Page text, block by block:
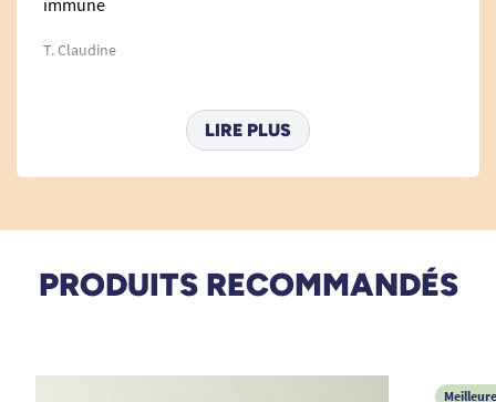
immune
T. Claudine
19/11/2025
Même s'il manque une petite fixation sous le support ...
31/08/2025
très pratique
LIRE PLUS
PRODUITS RECOMMANDÉS